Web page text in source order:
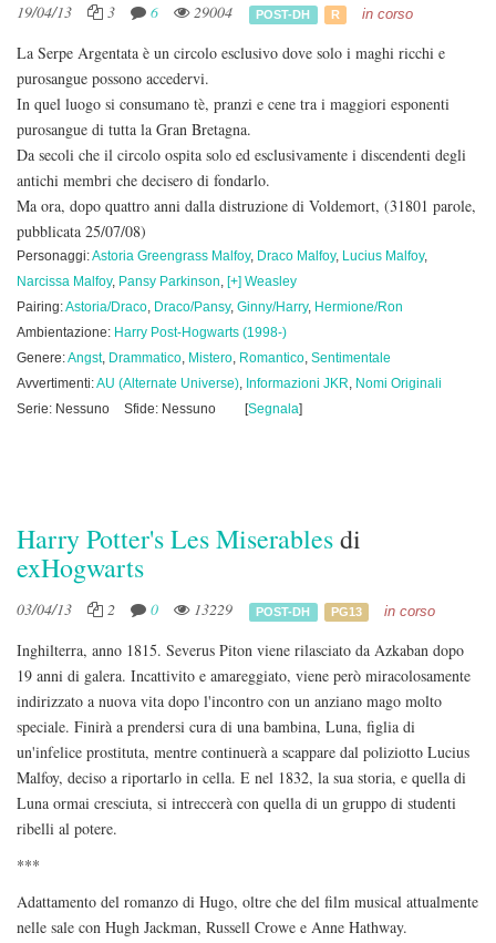
19/04/13 3 6 29004 POST-DH R in corso
La Serpe Argentata è un circolo esclusivo dove solo i maghi ricchi e
purosangue possono accedervi.
In quel luogo si consumano tè, pranzi e cene tra i maggiori esponenti
purosangue di tutta la Gran Bretagna.
Da secoli che il circolo ospita solo ed esclusivamente i discendenti degli
antichi membri che decisero di fondarlo.
Ma ora, dopo quattro anni dalla distruzione di Voldemort, (31801 parole,
pubblicata 25/07/08)
Personaggi:Astoria Greengrass Malfoy, Draco Malfoy, Lucius Malfoy,
Narcissa Malfoy, Pansy Parkinson, [+] Weasley
Pairing:Astoria/Draco, Draco/Pansy, Ginny/Harry, Hermione/Ron
Ambientazione: Harry Post-Hogwarts (1998-)
Genere:Angst, Drammatico, Mistero, Romantico, Sentimentale
Avvertimenti:AU (Alternate Universe), Informazioni JKR, Nomi Originali
Serie: Nessuno
Sfide: Nessuno [Segnala]
Harry Potter's Les Miserablesdi
exHogwarts
03/04/13 2 0 13229 POST-DH PG13 in corso
Inghilterra, anno 1815. Severus Piton viene rilasciato da Azkaban dopo
19 anni di galera. Incattivito e amareggiato, viene però miracolosamente
indirizzato a nuova vita dopo l'incontro con un anziano mago molto
speciale. Finirà a prendersi cura di una bambina, Luna, figlia di
un'infelice prostituta, mentre continuerà a scappare dal poliziotto Lucius
Malfoy, deciso a riportarlo in cella. E nel 1832, la sua storia, e quella di
Luna ormai cresciuta, si intreccerà con quella di un gruppo di studenti
ribelli al potere.
***
Adattamento del romanzo di Hugo, oltre che del film musical attualmente
nelle sale con Hugh Jackman, Russell Crowe e Anne Hathway.